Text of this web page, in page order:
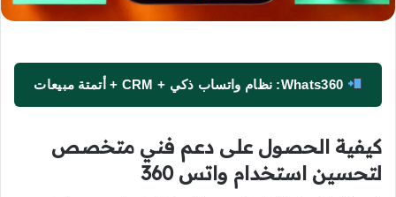
كيفية الحصول على دعم فني متخصص
لتحسين استخدام واتس 360